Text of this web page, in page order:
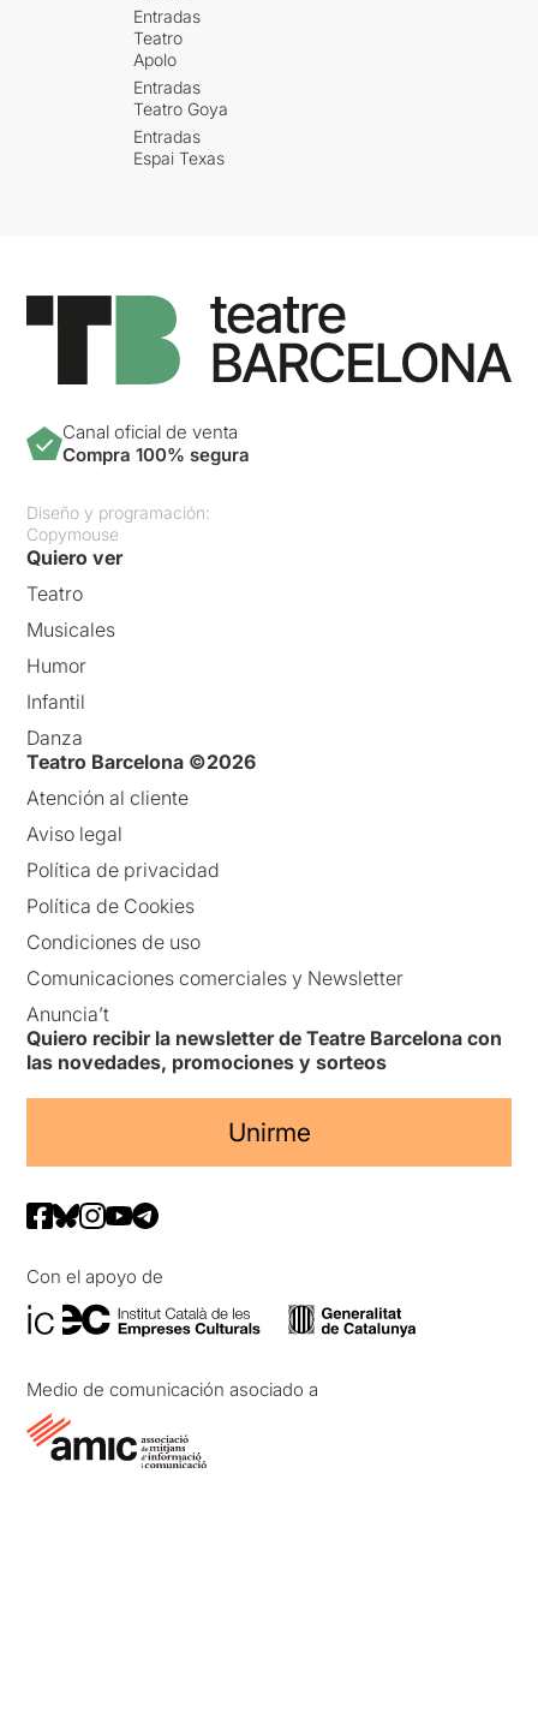
Entradas
Teatro
Apolo
Entradas
Teatro Goya
Entradas
Espai Texas
Canal oficial de venta
Compra 100% segura
Diseño y programación:
Copymouse
Quiero ver
Teatro
Musicales
Humor
Infantil
Danza
Teatro Barcelona ©2026
Atención al cliente
Aviso legal
Política de privacidad
Política de Cookies
Condiciones de uso
Comunicaciones comerciales y Newsletter
Anuncia’t
Quiero recibir la newsletter de Teatre Barcelona con
las novedades, promociones y sorteos
Unirme
Con el apoyo de
Medio de comunicación asociado a